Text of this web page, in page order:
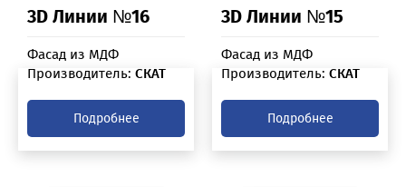
3D Линии №16
Фасад из МДФ
Производитель: СКАТ
Подробнее
3D Линии №15
Фасад из МДФ
Производитель: СКАТ
Подробнее